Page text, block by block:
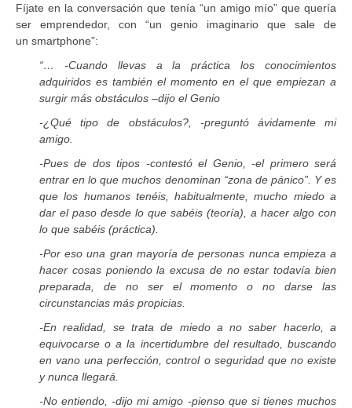
Fíjate en la conversación que tenía “un amigo mío” que quería
ser emprendedor, con “un genio imaginario que sale de
un smartphone”:
“… -Cuando llevas a la práctica los conocimientos
adquiridos es también el momento en el que empiezan a
surgir más obstáculos –dijo el Genio
-¿Qué tipo de obstáculos?, -preguntó ávidamente mi
amigo.
-Pues de dos tipos -contestó el Genio, -el primero será
entrar en lo que muchos denominan “zona de pánico”. Y es
que los humanos tenéis, habitualmente, mucho miedo a
dar el paso desde lo que sabéis (teoría), a hacer algo con
lo que sabéis (práctica).
-Por eso una gran mayoría de personas nunca empieza a
hacer cosas poniendo la excusa de no estar todavía bien
preparada, de no ser el momento o no darse las
circunstancias más propicias.
-En realidad, se trata de miedo a no saber hacerlo, a
equivocarse o a la incertidumbre del resultado, buscando
en vano una perfección, control o seguridad que no existe
y nunca llegará.
-No entiendo, -dijo mi amigo -pienso que si tienes muchos